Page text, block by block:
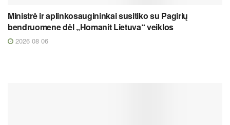
Ministrė ir aplinkosaugininkai susitiko su Pagirių
bendruomene dėl „Homanit Lietuva“ veiklos
2026 08 06